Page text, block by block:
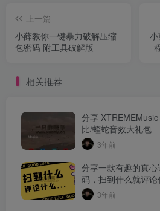
上一篇
小薛教你一键暴力破解压缩
包密码 附工具破解版
相关推荐
分享
比/蝰蛇音效大礼包
3年前
分享一款有趣的真
码，扫到什么就评论
3年前